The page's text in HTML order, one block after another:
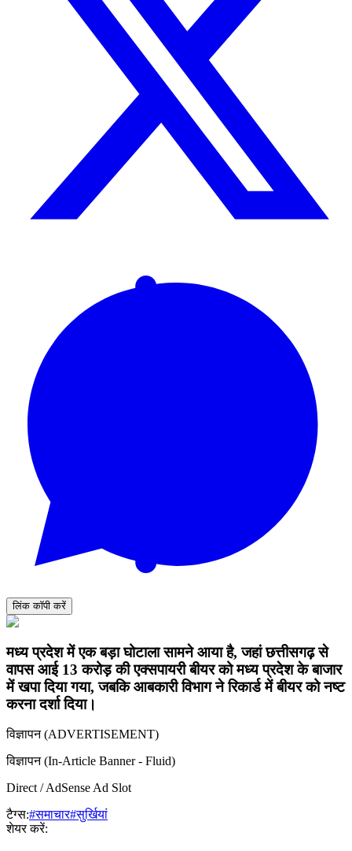
लिंक कॉपी करें
मध्य प्रदेश में एक बड़ा घोटाला सामने आया है, जहां छत्तीसगढ़ से
वापस आई 13 करोड़ की एक्सपायरी बीयर को मध्य प्रदेश के बाजार
में खपा दिया गया, जबकि आबकारी विभाग ने रिकार्ड में बीयर को नष्ट
करना दर्शा दिया।
विज्ञापन (ADVERTISEMENT)
विज्ञापन (In-Article Banner - Fluid)
Direct / AdSense Ad Slot
टैग्स:#समाचार#सुर्खियां
शेयर करें: